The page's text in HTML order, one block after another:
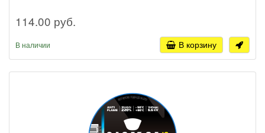
114.00 руб.
В наличии В корзину